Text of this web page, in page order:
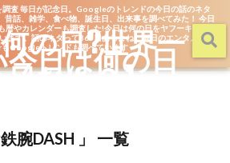
査 毎日が記念日。Googleのトレンドの今日の話のネタ
話、雑学、食べ物、誕生日、出来事を調べてみた！ 今日
やカレンダーも調査した!今日は何の日をヤフーキッズや
ます。話のネタって365日あるよね。毎日のエンタメを
Googleトレンドも調べています
の日?世界一
日は何の日
日なん？】
鉄腕DASH 」 一覧